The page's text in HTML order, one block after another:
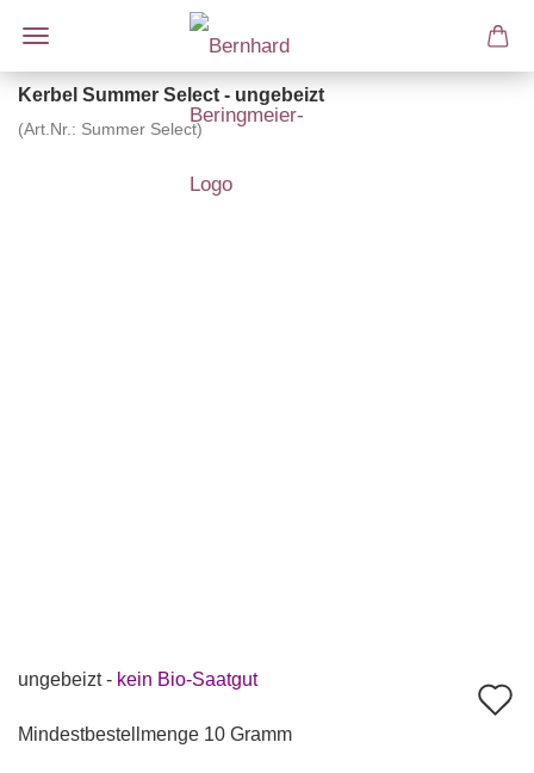
Kerbel Summer Select - ungebeizt
(Art.Nr.: Summer Select)
ungebeizt - kein Bio-Saatgut
Mindestbestellmenge 10 Gramm